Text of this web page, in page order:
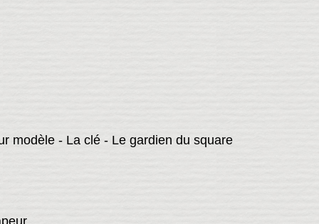
modèle - La clé - Le gardien du square